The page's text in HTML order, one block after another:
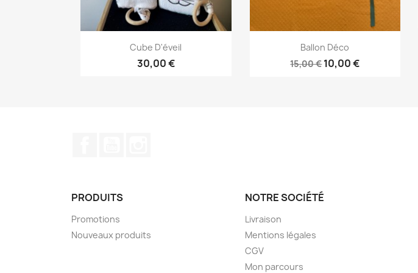
Aperçu rapide
Cube D'éveil
30,00 €
Aperçu rapide
Ballon Déco
15,00 €10,00 €
PRODUITS
Promotions
Nouveaux produits
NOTRE SOCIÉTÉ
Livraison
Mentions légales
CGV
Mon parcours